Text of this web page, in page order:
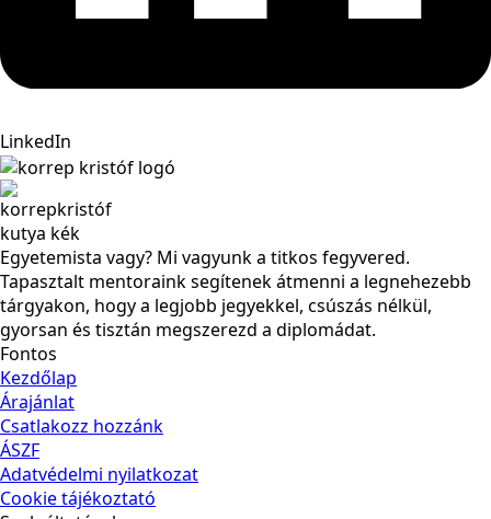
LinkedIn
Egyetemista vagy? Mi vagyunk a titkos fegyvered.
Tapasztalt mentoraink segítenek átmenni a legnehezebb
tárgyakon, hogy a legjobb jegyekkel, csúszás nélkül,
gyorsan és tisztán megszerezd a diplomádat.
Fontos
Kezdőlap
Árajánlat
Csatlakozz hozzánk
ÁSZF
Adatvédelmi nyilatkozat
Cookie tájékoztató